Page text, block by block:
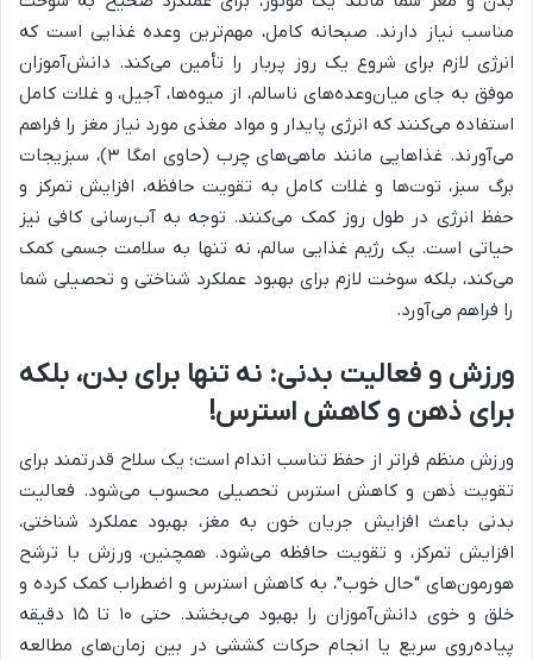
مناسب نیاز دارند. صبحانه کامل، مهم‌ترین وعده غذایی است که
انرژی لازم برای شروع یک روز پربار را تأمین می‌کند. دانش‌آموزان
موفق به جای میان‌وعده‌های ناسالم، از میوه‌ها، آجیل، و غلات کامل
استفاده می‌کنند که انرژی پایدار و مواد مغذی مورد نیاز مغز را فراهم
می‌آورند. غذاهایی مانند ماهی‌های چرب (حاوی امگا ۳)، سبزیجات
برگ سبز، توت‌ها و غلات کامل به تقویت حافظه، افزایش تمرکز و
حفظ انرژی در طول روز کمک می‌کنند. توجه به آب‌رسانی کافی نیز
حیاتی است. یک رژیم غذایی سالم، نه تنها به سلامت جسمی کمک
می‌کند، بلکه سوخت لازم برای بهبود عملکرد شناختی و تحصیلی شما
را فراهم می‌آورد.
ورزش و فعالیت بدنی: نه تنها برای بدن، بلکه
برای ذهن و کاهش استرس!
ورزش منظم فراتر از حفظ تناسب اندام است؛ یک سلاح قدرتمند برای
تقویت ذهن و کاهش استرس تحصیلی محسوب می‌شود. فعالیت
بدنی باعث افزایش جریان خون به مغز، بهبود عملکرد شناختی،
افزایش تمرکز، و تقویت حافظه می‌شود. همچنین، ورزش با ترشح
هورمون‌های “حال خوب”، به کاهش استرس و اضطراب کمک کرده و
خلق و خوی دانش‌آموزان را بهبود می‌بخشد. حتی ۱۰ تا ۱۵ دقیقه
پیاده‌روی سریع یا انجام حرکات کششی در بین زمان‌های مطالعه